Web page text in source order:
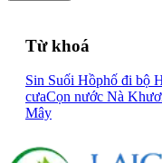
Từ khoá
Sin Suối Hồphố đi bộ
cưaCọn nước Nà
Mây